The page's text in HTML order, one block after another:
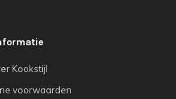
Kookstijl
voorwaarden